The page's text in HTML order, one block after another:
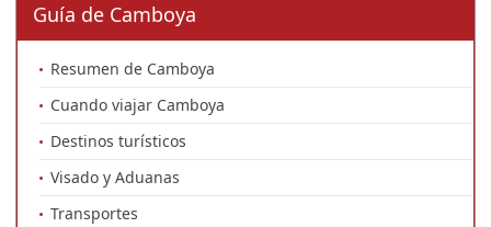
Guía de Camboya
Resumen de Camboya
Cuando viajar Camboya
Destinos turísticos
Visado y Aduanas
Transportes